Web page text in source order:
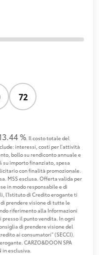
72
%. Il costo totale del
interessi, costi per l'attività
bollo su rendiconto annuale e
importo finanziato, spesa
con finalità promozionale.
MSS esclusa. Offerta valida per
in modo responsabile e di
l'Istituto di Credito erogante ti
prendere visione di tutte le
riferimento alla Informazioni
presso il punto vendita. In ogni
di prendere visione del
ai consumatori" (SECCI).
CARZO&DOON SPA
esclusiva.